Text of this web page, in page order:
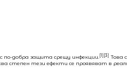
добра защита срещу инфекции.[1][3] Това
степен тези ефекти се проявяват в